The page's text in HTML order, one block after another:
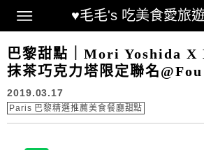
♥毛毛's 吃美食愛旅
Main Menu
巴黎甜點｜Mori Yoshida X
抹茶巧克力塔限定聯名
2019.03.17
Paris 巴黎精選推薦美食餐廳甜點